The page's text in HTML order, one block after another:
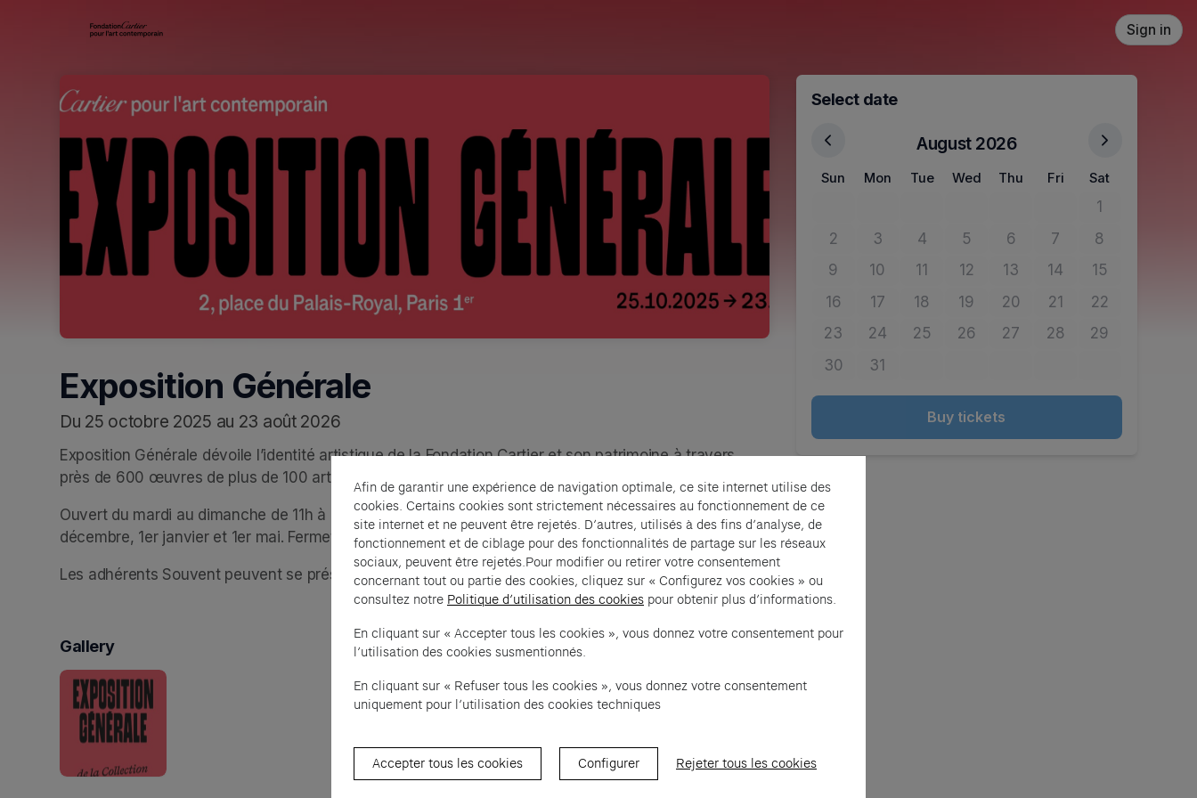
Sign in
Exposition Générale
Du 25 octobre 2025 au 23 août 2026
Exposition Générale dévoile l’identité artistique de la Fondation Cartier et son patrimoine à travers
près de 600 œuvres de plus de 100 artistes qui ont jalonné sa programmation de 1984 à aujourd’hui.
Ouvert du mardi au dimanche de 11h à 20h. Nocturne le mardi jusqu'à 22h. Fermeture les 25
décembre, 1er janvier et 1er mai. Fermeture à 18h les 24 et 31 décembre.
Les adhérents Souvent peuvent se présenter sans réservation.
Gallery
Select date
August 2026
Sun Mon Tue Wed Thu Fri Sat
1No tickets
2No tickets available
3
No tickets available
4No tickets available
5
No tickets available
6No tickets available
7No tickets available
8No tickets
9No tickets available
10No tickets available
11No tickets available
12No tickets available
13No tickets available
14No tickets available
15No tickets
16No tickets available
17No tickets available
18No tickets available
19No tickets available
20No tickets available
21No tickets available
22No tickets
23No tickets available
24No tickets available
25No tickets available
26No tickets available
27No tickets available
28No tickets available
29No tickets
30
No tickets available
31No tickets available
Buy tickets
Afin de garantir une expérience de navigation optimale, ce site internet utilise des
cookies. Certains cookies sont strictement nécessaires au fonctionnement de ce
site internet et ne peuvent être rejetés. D’autres, utilisés à des fins d’analyse, de
fonctionnement et de ciblage pour des fonctionnalités de partage sur les réseaux
sociaux, peuvent être rejetés.Pour modifier ou retirer votre consentement
concernant tout ou partie des cookies, cliquez sur « Configurez vos cookies » ou
consultez notre Politique d’utilisation des cookies pour obtenir plus d’informations.
En cliquant sur « Accepter tous les cookies », vous donnez votre consentement pour
l’utilisation des cookies susmentionnés.
En cliquant sur « Refuser tous les cookies », vous donnez votre consentement
uniquement pour l’utilisation des cookies techniques
Accepter tous les cookies Configurer Rejeter tous les cookies